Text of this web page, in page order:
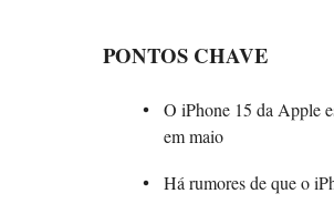
PONTOS CHAVE
O iPhone 15 da Apple
em maio
Há rumores de que o